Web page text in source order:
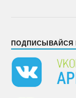
ПОДПИСЫВАЙСЯ